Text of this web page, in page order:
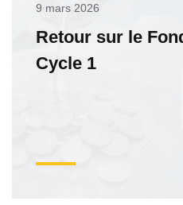
9 mars 2026
Retour sur le
Cycle 1